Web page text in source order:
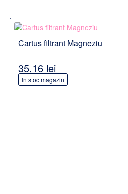
Detalii
PRODUS POPULAR
Cartus filtrant Magneziu
În stoc magazin
35,16 lei